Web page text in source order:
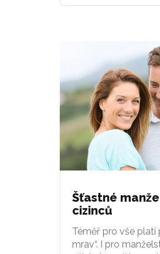
Šťastné
cizinců
Téměř pro vše platí
mrav“. I pro